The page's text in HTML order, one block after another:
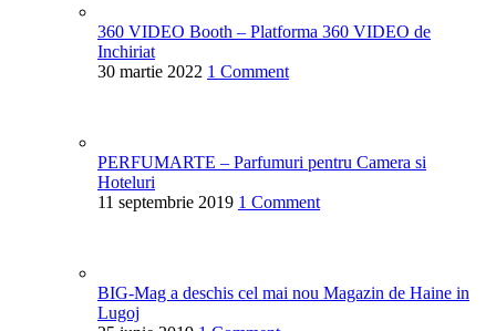
360 VIDEO Booth – Platforma 360 VIDEO de
Inchiriat
30 martie 2022 1 Comment
PERFUMARTE – Parfumuri pentru Camera si
Hoteluri
11 septembrie 2019 1 Comment
BIG-Mag a deschis cel mai nou Magazin de Haine in
Lugoj